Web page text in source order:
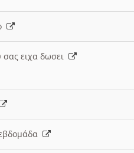
σας ειχα δωσει
εβδομάδα